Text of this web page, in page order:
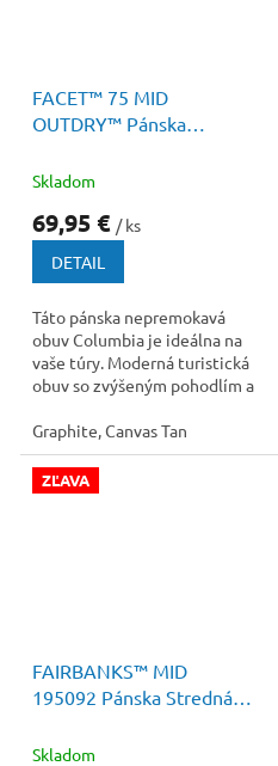
FACET™ 75 MID
OUTDRY™ Pánska
Skladom
69,95 € / ks
DETAIL
Táto pánska nepremokavá
obuv Columbia je ideálna na
vaše túry. Moderná turistická
obuv so zvýšeným pohodlím a
Graphite, Canvas Tan
ZĽAVA
FAIRBANKS™ MID
195092 Pánska Stredná
Skladom